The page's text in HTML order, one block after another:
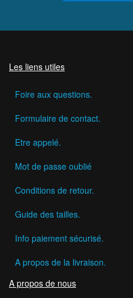
Les liens utiles
Foire aux questions.
Formulaire de contact.
Etre appelé.
Mot de passe oublié
Conditions de retour.
Guide des tailles.
Info paiement sécurisé.
A propos de la livraison.
A propos de nous